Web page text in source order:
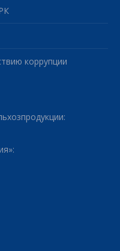
коррупции